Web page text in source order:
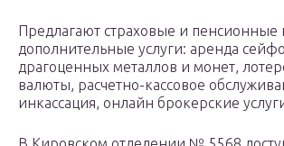
Предлагают страховые и
дополнительные услуги: аренда
драгоценных металлов и монет,
валюты, расчетно-кассовое
инкассация, онлайн брокерские